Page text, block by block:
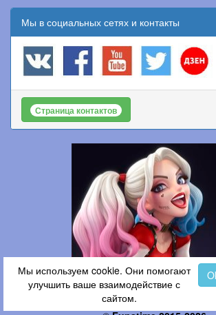
Мы в социальных сетях и контакты
Страница контактов
Мы используем cookie. Они помогают
улучшить ваше взаимодействие с
сайтом.